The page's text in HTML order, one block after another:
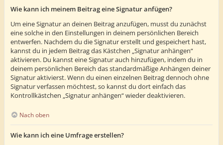
Wie kann ich meinem Beitrag eine Signatur anfügen?
Um eine Signatur an deinen Beitrag anzufügen, musst du zunächst
eine solche in den Einstellungen in deinem persönlichen Bereich
entwerfen. Nachdem du die Signatur erstellt und gespeichert hast,
kannst du in jedem Beitrag das Kästchen „Signatur anhängen“
aktivieren. Du kannst eine Signatur auch hinzufügen, indem du in
deinem persönlichen Bereich das standardmäßige Anhängen deiner
Signatur aktivierst. Wenn du einen einzelnen Beitrag dennoch ohne
Signatur verfassen möchtest, so kannst du dort einfach das
Kontrollkästchen „Signatur anhängen“ wieder deaktivieren.
Nach oben
Wie kann ich eine Umfrage erstellen?